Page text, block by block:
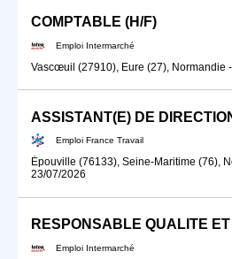
COMPTABLE (H/F)
Emploi Intermarché
Vascœuil (27910), Eure (27), Normandie -
Emploi France Travail
Épouville (76133), Seine-Maritime (76),
23/07/2026
RESPONSABLE QUALITE
Emploi Intermarché